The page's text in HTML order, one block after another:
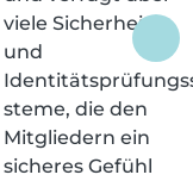
viele Sicherheits-
und
steme, die den
Mitgliedern ein
sicheres Gefühl